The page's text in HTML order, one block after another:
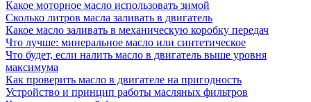
Какое моторное масло использовать зимой
Сколько литров масла заливать в двигатель
Какое масло заливать в механическую коробку передач
Что лучше: минеральное масло или синтетическое
Что будет, если налить масло в двигатель выше уровня
максимума
Как проверить масло в двигателе на пригодность
Устройство и принцип работы масляных фильтров